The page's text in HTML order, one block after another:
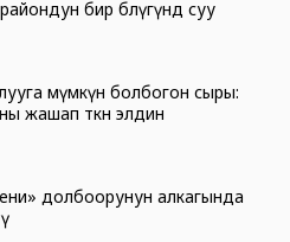
бир бөлүгүндө суу
мүмкүн болбогон сыры:
жашап өткөн элдин
долбоорунун алкагында